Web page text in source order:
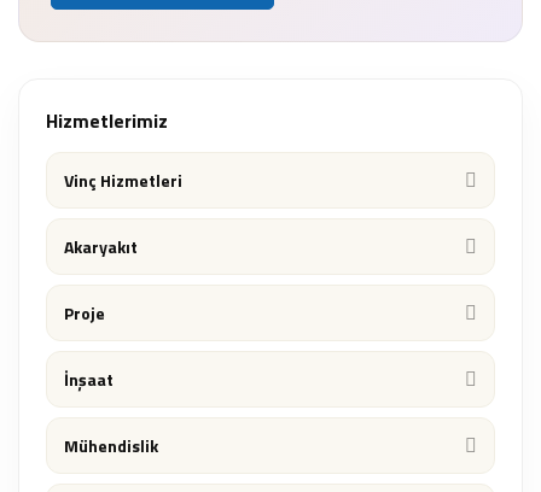
Hizmetlerimiz
Vinç Hizmetleri
Akaryakıt
Proje
İnşaat
Mühendislik